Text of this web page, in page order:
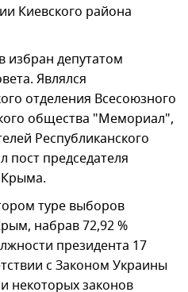
Киевского района
депутатом
Являлся
отделения Всесоюзного
общества "Мемориал",
Республиканского
председателя
Крыма.
туре выборов
набрав 72,92 %
президента 17
с Законом Украины
некоторых законов